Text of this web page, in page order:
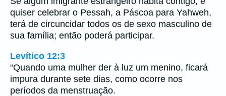
quiser celebrar o Pessah, a Páscoa para Yahweh,
terá de circuncidar todos os de sexo masculino de
sua família; então poderá participar.
Levítico 12:3
“Quando uma mulher der à luz um menino, ficará
impura durante sete dias, como ocorre nos
períodos da menstruação.